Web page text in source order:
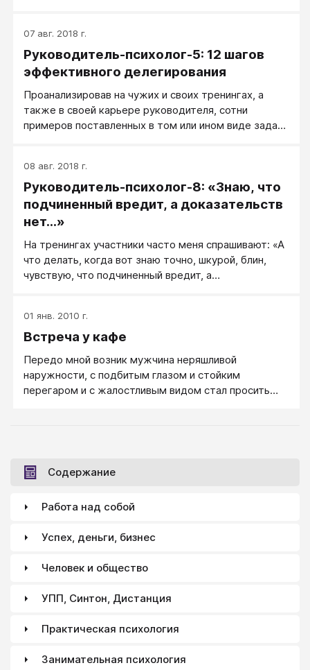
представь.
07 авг. 2018 г.
Руководитель-психолог-5: 12 шагов
эффективного делегирования
Проанализировав на чужих и своих тренингах, а
также в своей карьере руководителя, сотни
примеров поставленных в том или ином виде задач,
08 авг. 2018 г.
Руководитель-психолог-8: «Знаю, что
подчиненный вредит, а доказательств
нет...»
На тренингах участники часто меня спрашивают: «А
что делать, когда вот знаю точно, шкурой, блин,
чувствую, что подчиненный вредит, а
подлеца. Мы лично не испытывали со стороны
человека подлости, но «вот, так про него говорят».
01 янв. 2010 г.
Встреча у кафе
Передо мной возник мужчина неряшливой
наружности, с подбитым глазом и стойким
перегаром и с жалостливым видом стал просить
Содержание
Работа над собой
Успех, деньги, бизнес
Человек и общество
УПП, Синтон, Дистанция
Практическая психология
Занимательная психология